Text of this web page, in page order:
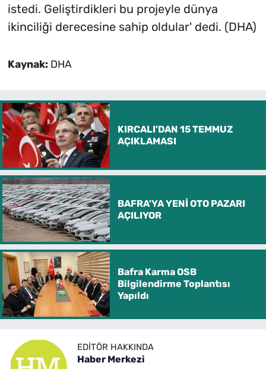
istedi. Geliştirdikleri bu projeyle dünya
ikinciliği derecesine sahip oldular' dedi. (DHA)
Kaynak: DHA
KIRCALI'DAN 15 TEMMUZ
AÇIKLAMASI
BAFRA'YA YENİ OTO PAZARI
AÇILIYOR
Bafra Karma OSB
Bilgilendirme Toplantısı
Yapıldı
EDITÖR HAKKINDA
Haber Merkezi